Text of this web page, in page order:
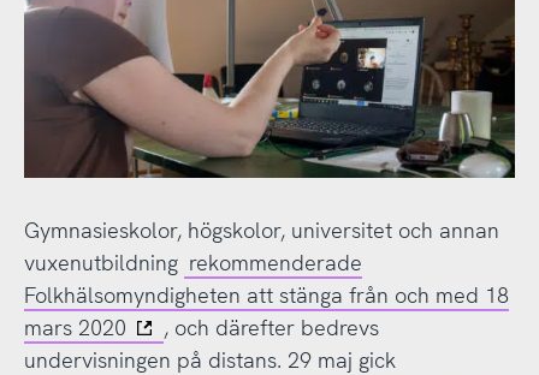
Gymnasieskolor, högskolor, universitet och annan
vuxenutbildning rekommenderade
Folkhälsomyndigheten att stänga från och med 18
mars 2020
, och därefter bedrevs
undervisningen på distans. 29 maj gick